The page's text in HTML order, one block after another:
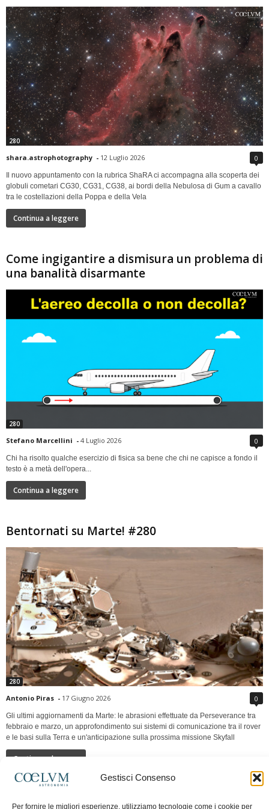
Gestisci Consenso
Per fornire le migliori esperienze, utilizziamo tecnologie come i cookie per
280
shara.astrophotography - 12 Luglio 2026 0
Il nuovo appuntamento con la rubrica ShaRA ci accompagna alla scoperta dei
globuli cometari CG30, CG31, CG38, ai bordi della Nebulosa di Gum a cavallo
tra le costellazioni della Poppa e della Vela
Continua a leggere
Come ingigantire a dismisura un problema di
una banalità disarmante
280
Stefano Marcellini - 4 Luglio 2026 0
Chi ha risolto qualche esercizio di fisica sa bene che chi ne capisce a fondo il
testo è a metà dell'opera...
Continua a leggere
Bentornati su Marte! #280
280
Antonio Piras - 17 Giugno 2026 0
Gli ultimi aggiornamenti da Marte: le abrasioni effettuate da Perseverance tra
febbraio e marzo, un approfondimento sui sistemi di comunicazione tra il rover
e le basi sulla Terra e un'anticipazione sulla prossima missione Skyfall
Continua a leggere